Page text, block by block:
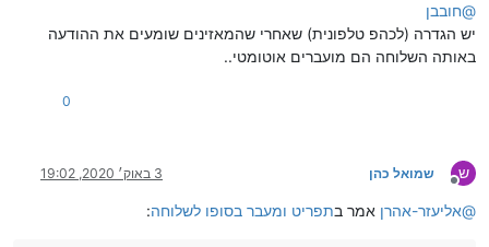
@חובבן
יש הגדרה (לכהפ טלפונית) שאחרי שהמאזינים שומעים את ההודעה
באותה השלוחה הם מועברים אוטומטי..
0
ש
מנותק
שמואל כהן 3 באוק׳ 2020, 19:02
@אליעזר-אהרן אמר בתפריט ומעבר בסופו לשלוחה: